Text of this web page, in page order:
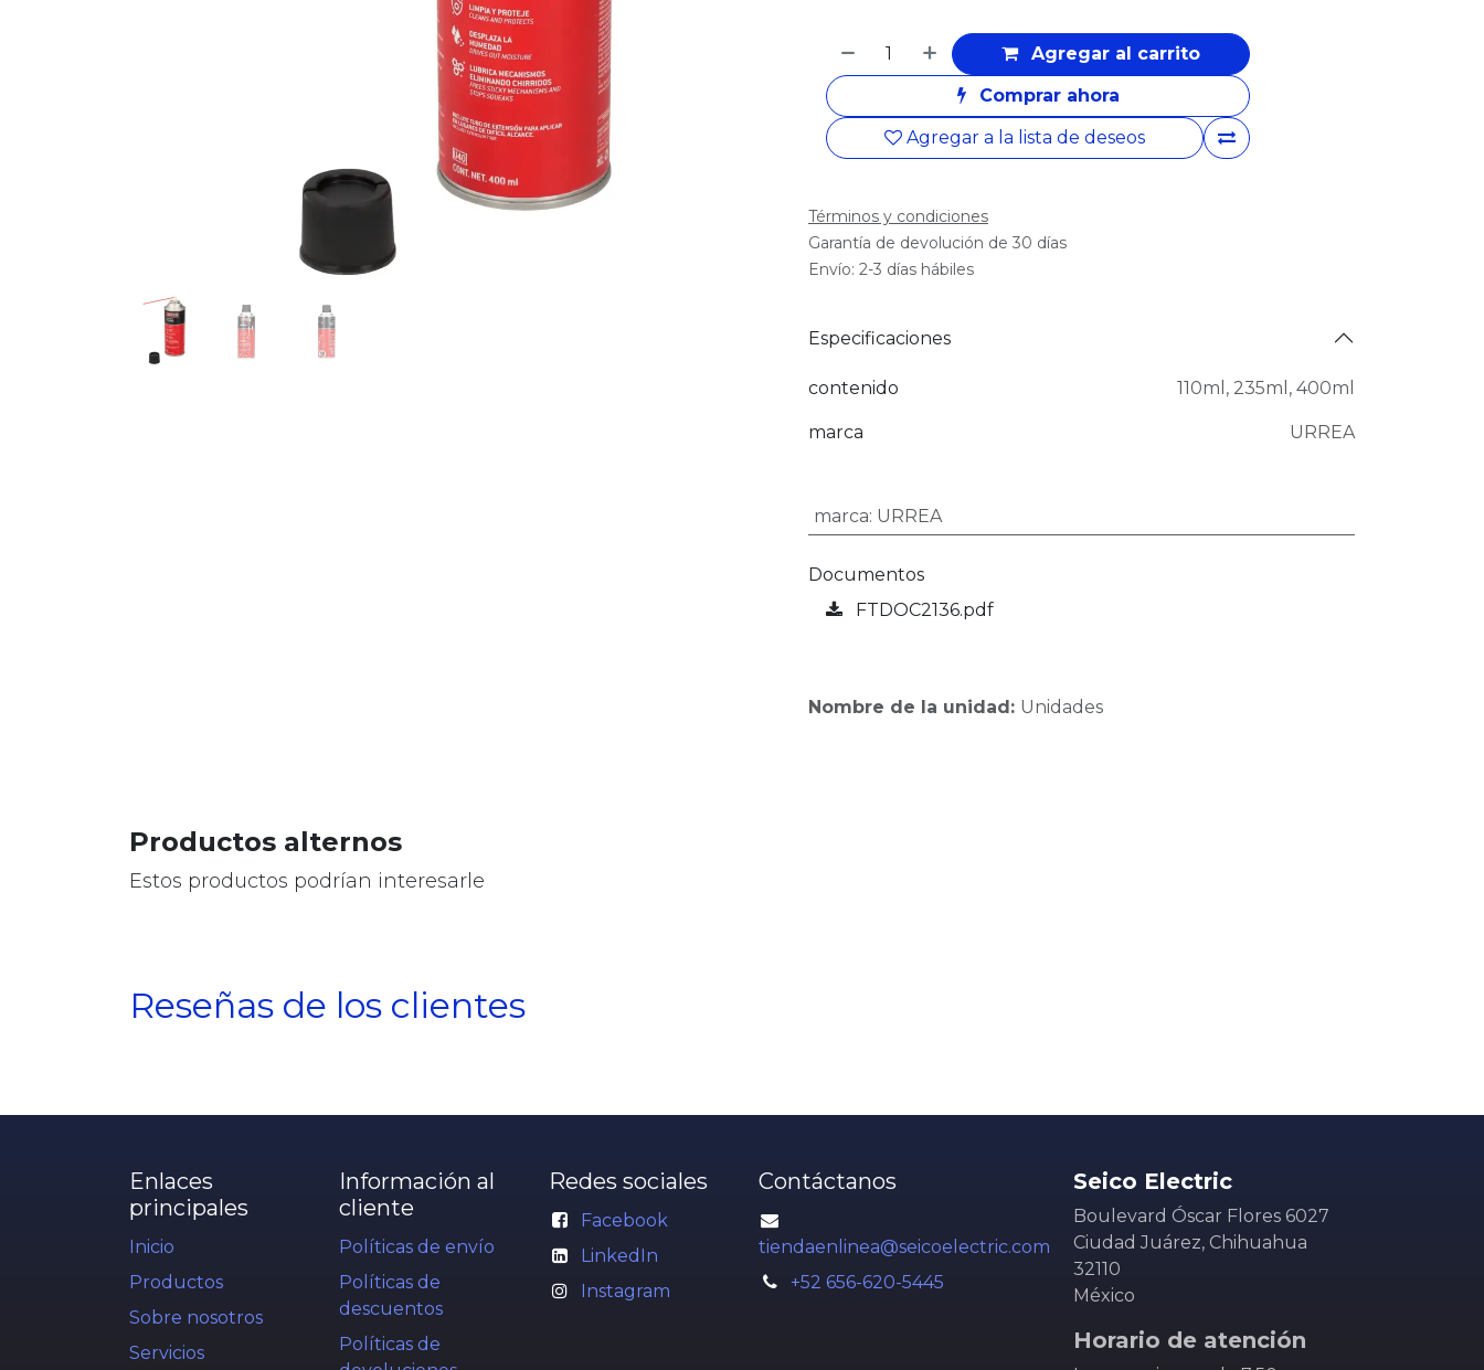
Agregar al carrito
Comprar ahora
Agregar a la lista de deseos
Términos y condiciones
Garantía de devolución de 30 días
Envío: 2-3 días hábiles
Especificaciones
contenido 110ml , 235ml , 400ml
marca URREA
marca: URREA
Documentos
FTDOC2136.pdf
Nombre de la unidad: Unidades
Productos alternos
Estos productos podrían interesarle
Reseñas de los clientes
Enlaces
principales
Inicio
Productos
Sobre nosotros
Servicios
Información al
cliente
Políticas de envío
Políticas de
descuentos
Políticas de
Redes sociales
Facebook
LinkedIn
Instagram
Contáctanos
tiendaenlinea@seicoelectric.com
+52 656-620-5445
Seico Electric
Boulevard Óscar Flores 6027
Ciudad Juárez, Chihuahua
32110
México
Horario de atención